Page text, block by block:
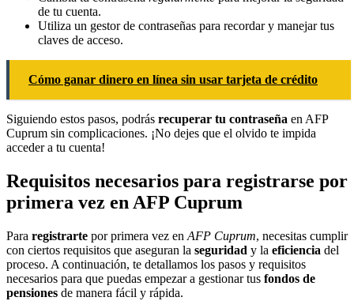
de tu cuenta.
Utiliza un gestor de contraseñas para recordar y manejar tus
claves de acceso.
Cómo ganar dinero en línea sin usar tarjeta de crédito
Siguiendo estos pasos, podrás recuperar tu contraseña en AFP
Cuprum sin complicaciones. ¡No dejes que el olvido te impida
acceder a tu cuenta!
Requisitos necesarios para registrarse por
primera vez en AFP Cuprum
Para registrarte por primera vez en AFP Cuprum, necesitas cumplir
con ciertos requisitos que aseguran la seguridad y la eficiencia del
proceso. A continuación, te detallamos los pasos y requisitos
necesarios para que puedas empezar a gestionar tus fondos de
pensiones de manera fácil y rápida.